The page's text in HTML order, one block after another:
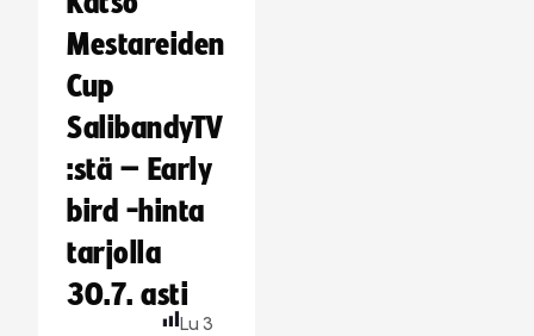
Mestareiden
Cup
SalibandyTV
:stä – Early
bird -hinta
tarjolla
30.7. asti
Lu 3